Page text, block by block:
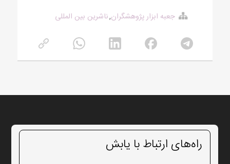
جعبه ابزار پژوهشگران,ناشرین بین المللی
راه‌های ارتباط با یابش